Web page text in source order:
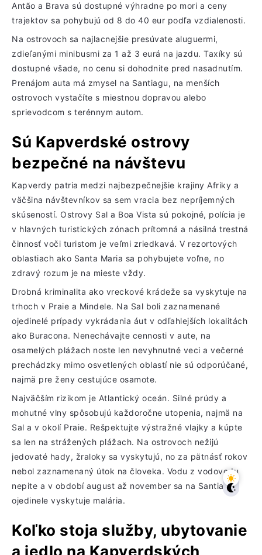
Antão a Brava sú dostupné výhradne po mori a ceny
trajektov sa pohybujú od 8 do 40 eur podľa vzdialenosti.
Na ostrovoch sa najlacnejšie presúvate aluguermi,
zdieľanými minibusmi za 1 až 3 eurá na jazdu. Taxíky sú
dostupné všade, no cenu si dohodnite pred nasadnutím.
Prenájom auta má zmysel na Santiagu, na menších
ostrovoch vystačíte s miestnou dopravou alebo
sprievodcom s terénnym autom.
Sú Kapverdské ostrovy
bezpečné na návštevu
Kapverdy patria medzi najbezpečnejšie krajiny Afriky a
väčšina návštevníkov sa sem vracia bez nepríjemných
skúseností. Ostrovy Sal a Boa Vista sú pokojné, polícia je
v hlavných turistických zónach prítomná a násilná trestná
činnosť voči turistom je veľmi zriedkavá. V rezortových
oblastiach ako Santa Maria sa pohybujete voľne, no
zdravý rozum je na mieste vždy.
Drobná kriminalita ako vreckové krádeže sa vyskytuje na
trhoch v Praie a Mindele. Na Sal boli zaznamenané
ojedinelé prípady vykrádania áut v odľahlejších lokalitách
ako Buracona. Nenechávajte cennosti v aute, na
osamelých plážach noste len nevyhnutné veci a večerné
prechádzky mimo osvetlených oblastí nie sú odporúčané,
najmä pre ženy cestujúce osamote.
Najväčším rizikom je Atlantický oceán. Silné prúdy a
mohutné vlny spôsobujú každoročne utopenia, najmä na
Sal a v okolí Praie. Rešpektujte výstražné vlajky a kúpte
sa len na strážených plážach. Na ostrovoch nežijú
jedovaté hady, žraloky sa vyskytujú, no za pätnásť rokov
nebol zaznamenaný útok na človeka. Vodu z vodovodu
nepite a v období august až november sa na Santiagu
ojedinele vyskytuje malária.
Koľko stoja služby, ubytovanie
a jedlo na Kapverdských